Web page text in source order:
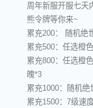
周年新服开服七天
熊令牌等你来~
累充200： 随机绝
累充500：任选橙
累充800：任选橙
魄*3
累充1000：随机
累充1500：7级速